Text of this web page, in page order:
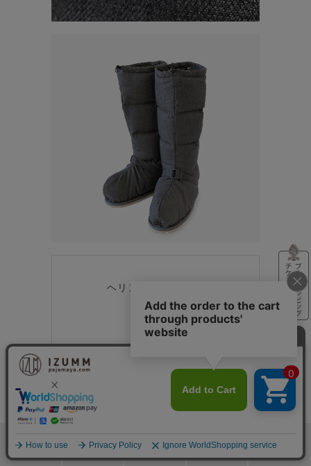
ホーム カート おねむりフェア
ヘリンボーングレー
杉綾の織りが奥行きを感じさせる
瀟洒な鼠色はシックで
オーセンティックな趣の大人色